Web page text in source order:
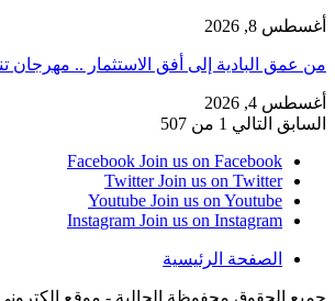
أغسطس 8, 2026
من عمق البادية إلى أفق الاستثمار .. مهرجان
أغسطس 4, 2026
السابق التالي 1 من 507
Facebook Join us on Facebook
Twitter Join us on Twitter
Youtube Join us on Youtube
Instagram Join us on Instagram
الصفحة الرئيسية